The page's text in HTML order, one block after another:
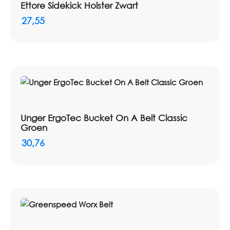
Ettore Sidekick Holster Zwart
27,55
Unger ErgoTec Bucket On A Belt Classic
Groen
30,76